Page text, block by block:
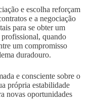
e escolha reforçam
e a negociação
para se obter um
quando
um compromisso
duradouro.
e consciente sobre o
própria estabilidade
novas oportunidades